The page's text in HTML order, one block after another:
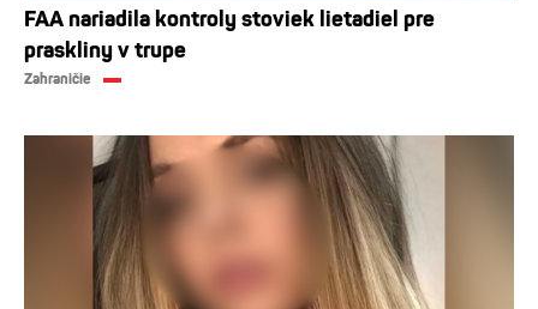
FAA nariadila kontroly stoviek lietadiel pre
praskliny v trupe
Zahraničie